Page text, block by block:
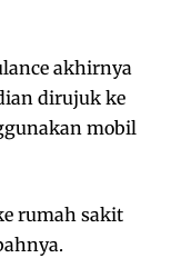
akhirnya
dirujuk ke
mobil
rumah sakit